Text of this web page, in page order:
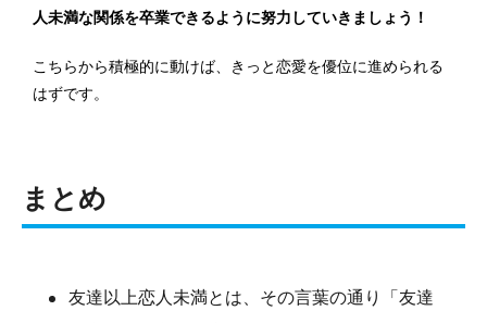
人未満な関係を卒業できるように努力していきましょう！
こちらから積極的に動けば、きっと恋愛を優位に進められる
はずです。
まとめ
友達以上恋人未満とは、その言葉の通り「友達